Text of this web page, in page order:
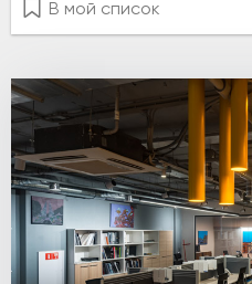
В мой список